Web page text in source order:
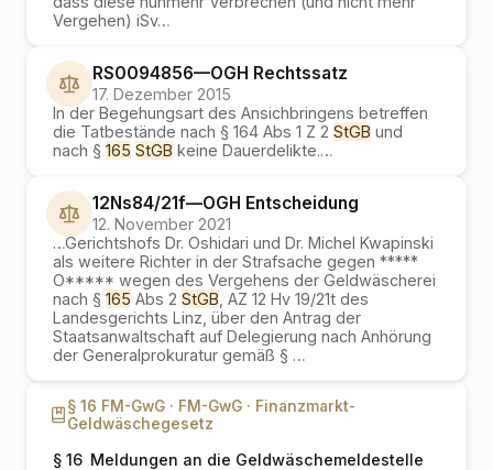
Vergehen) iSv…
RS0094856—OGH Rechtssatz
17. Dezember 2015
In der Begehungsart des Ansichbringens betreffen
die Tatbestände nach § 164 Abs 1 Z 2 StGB und
nach § 165 StGB keine Dauerdelikte.…
12Ns84/21f—OGH Entscheidung
12. November 2021
…Gerichtshofs Dr. Oshidari und Dr. Michel Kwapinski
als weitere Richter in der Strafsache gegen *****
O***** wegen des Vergehens der Geldwäscherei
nach § 165 Abs 2 StGB , AZ 12 Hv 19/21t des
Landesgerichts Linz, über den Antrag der
Staatsanwaltschaft auf Delegierung nach Anhörung
der Generalprokuratur gemäß § …
§ 16 FM-GwG · FM-GwG · Finanzmarkt-
Geldwäschegesetz
§ 16 Meldungen an die Geldwäschemeldestelle